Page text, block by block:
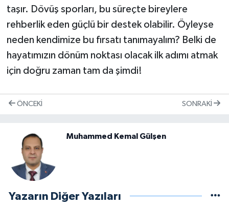
taşır. Dövüş sporları, bu süreçte bireylere
rehberlik eden güçlü bir destek olabilir. Öyleyse
neden kendimize bu fırsatı tanımayalım? Belki de
hayatımızın dönüm noktası olacak ilk adımı atmak
için doğru zaman tam da şimdi!
ÖNCEKI SONRAKI
Muhammed Kemal Gülşen
Yazarın Diğer Yazıları